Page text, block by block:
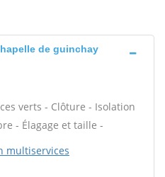
de guinchay
verts - Clôture - Isolation
- Élagage et taille -
multiservices